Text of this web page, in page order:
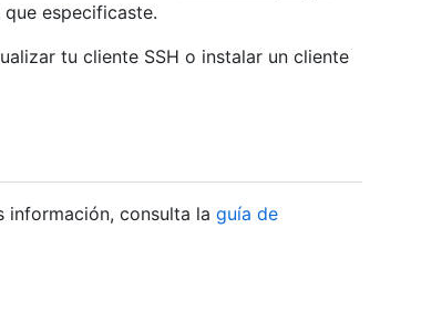
especificaste.
tu cliente SSH o instalar un cliente
información, consulta la guía de